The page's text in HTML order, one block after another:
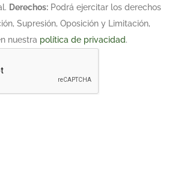
Derechos: Podrá ejercitar los derechos
Supresión, Oposición y Limitación,
nuestra política de privacidad.